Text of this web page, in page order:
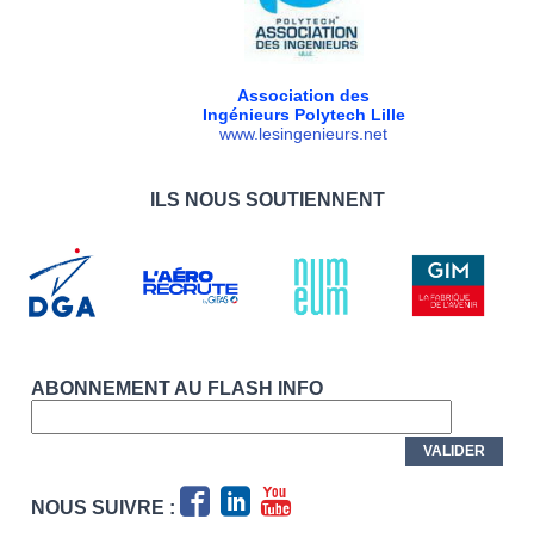
Association des
Ingénieurs Polytech Lille
www.lesingenieurs.net
ILS NOUS SOUTIENNENT
ABONNEMENT AU FLASH INFO
NOUS SUIVRE :